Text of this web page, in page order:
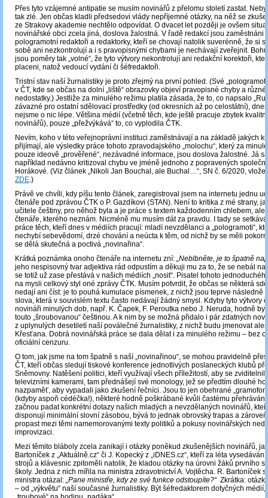
Přes tyto vzájemné antipatie se musím novinářů z přelomu století zastat.
tak zlé. Jen občas kladli předsedovi vlády nepříjemné otázky, na něž se
ze Strakovy akademie nechtělo odpovídat. O dvacet let později je ovšem
novinářské obci zcela jiná, doslova žalostná. V řadě redakcí jsou zaměstnáni
pologramotní redaktoři a redaktorky, kteří se chovají natolik suverénně, že si
sobě ani nezkontrolují a i s pravopisnými chybami je nechávají zveřejnit.
jsou poměry tak „volné“, že tyto výtvory nekontrolují ani redakční korektoři,
placeni, natož vedoucí vydání či šéfredaktoři.
Tristní stav naší žurnalistiky je proto zřejmý na první pohled. (Své
v ČT, kde se občas na dolní „liště“ obrazovky objeví pravopisné chyby a
nedostatky.) Jestliže za minulého režimu platila zásada, že to, co napsalo
závazné pro ostatní sdělovací prostředky (od okresních až po celostátní),
nejsme o nic lépe. Většina médií (včetně těch, kde ještě pracuje zbytek
novinářů), pouze „přežvýkává“ to, co vyplodila ČTK.
Nevím, koho v této veřejnoprávní instituci zaměstnávají a na základě jakých
přijímají, ale výsledky práce tohoto zpravodajského „molochu“, který za
pouze ideově „prověřené“, nezávadné informace, jsou doslova žalostné. Já
například nedávno kritizoval chybu ve jméně jednoho z popravených
Horákové. (Viz článek „Nikoli Jan Bouchal, ale Buchal…“, SN č. 6/2020,
ZDE.)
Právě ve chvíli, kdy píšu tento článek, zaregistroval jsem na internetu jednu
čtenáře pod zprávou ČTK o P. Gazdíkovi (STAN). Není to kritika z mé strany,
učitele češtiny, pro něhož byla a je práce s textem každodenním chlebem, ale
čtenáře, kterého neznám. Nicméně mu musím dát za pravdu. I tady se
práce těch, kteří dnes v médiích pracují: mladí nevzdělanci a „pologramoti“,
nechybí sebevědomí, drzé chování a neúcta k těm, od nichž by se měli
se dělá skutečná a poctivá „novinařina“.
Krátká poznámka onoho čtenáře na internetu zní: „Neblbněte, je to špatně
jeho nespisovný tvar adjektiva rád odpustím a děkuji mu za to, že se nebál
se totiž už zase přestává v našich médiích „nosit“. Pisatel tohoto
na mysli celkový styl oné zprávy ČTK. Musím potvrdit, že občas se některá
nedají ani číst: je to pouhá kumulace písmenek, z nichž jsou teprve následně
slova, která v souvislém textu často nedávají žádný smysl. Kdyby tyto výtvory
novináři minulých dob, např. K. Čapek, F. Peroutka nebo J. Neruda, hodně by
touto „šroubovanou“ češtinou. A k nim by se možná přidalo i pár zdatných
z uplynulých desetiletí naší poválečné žurnalistiky, z nichž budu jmenovat
Křesťana. Dobrá novinářská práce se dala dělat i za minulého režimu – bez
oficiální cenzuru.
O tom, jak jsme na tom špatně s naší „novinařinou“, se mohou pravidelně
ČT, kteří občas sledují tiskové konference jednotlivých poslaneckých klubů
Sněmovny. Natěšení politici, kteří využívají všech příležitostí, aby se
televizními kamerami, tam přednášejí své monology, jež se předtím dlouhé
nazpaměť, aby vypadali jako zkušení řečníci. Jsou to jen obehrané
(kdyby aspoň cédéčka!), některé hodně poškrábané kvůli častému
začnou padat konkrétní dotazy našich mladých a nevzdělaných novinářů, kteří
disponují minimální slovní zásobou, bývá to jednak obrovský trapas a
propast mezi těmi namemorovanými texty politiků a pokusy novinářských
improvizaci.
Mezi těmito bláboly zcela zanikají i otázky poněkud zkušenějších novinářů,
Bartoníček z „Aktuálně.cz“ či J. Kopecký z „iDNES.cz“, kteří za léta
strojů a klávesnic zpitoměli natolik, že kladou otázky na úrovni žáků prvního
školy. Jedna z nich mířila na ministra zdravotnictví A. Vojtěcha. R. Bartoníček
ministra otázal: „Pane ministře, kdy ze své funkce odstoupíte?“Zkrátka:
– od „výkvětu“ naší současné žurnalistiky. Být šéfredaktorem dotyčných